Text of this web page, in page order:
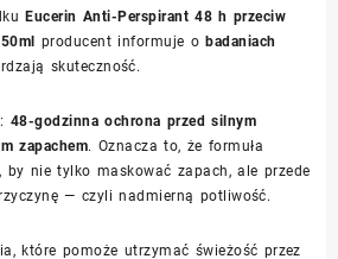
Eucerin Anti-Perspirant 48 h przeciw
producent informuje obadaniach
skuteczność.
48-godzinna ochrona przed silnym
zapachem. Oznacza to, że formuła
by nie tylko maskować zapach, ale przede
— czyli nadmierną potliwość.
które pomoże utrzymać świeżość przez